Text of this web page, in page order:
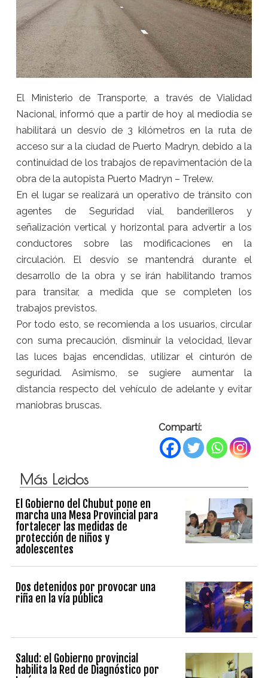
El Ministerio de Transporte, a través de Vialidad
Nacional, informó que a partir de hoy al mediodía se
habilitará un desvío de 3 kilómetros en la ruta de
acceso sur a la ciudad de Puerto Madryn, debido a la
continuidad de los trabajos de repavimentación de la
obra de la autopista Puerto Madryn – Trelew.
En el lugar se realizará un operativo de tránsito con
agentes de Seguridad vial, banderilleros y
señalización vertical y horizontal para advertir a los
conductores sobre las modificaciones en la
circulación. El desvío se mantendrá durante el
desarrollo de la obra y se irán habilitando tramos
para transitar, a medida que se completen los
trabajos previstos.
Por todo esto, se recomienda a los usuarios, circular
con suma precaución, disminuir la velocidad, llevar
las luces bajas encendidas, utilizar el cinturón de
seguridad. Asimismo, se sugiere aumentar la
distancia respecto del vehículo de adelante y evitar
maniobras bruscas.
Compartí:
Más Leidos
El Gobierno del Chubut pone en
marcha una Mesa Provincial para
fortalecer las medidas de
protección de niños y
adolescentes
Dos detenidos por provocar una
riña en la vía pública
Salud: el Gobierno provincial
habilita la Red de Diagnóstico por